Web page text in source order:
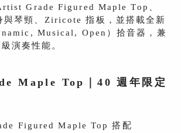
Grade Figured Maple Top、
與琴頸、Ziricote 指板，並搭載全新
Musical, Open）拾音器，兼
演奏性能。
Maple Top｜40 週年限定
Figured Maple Top 搭配